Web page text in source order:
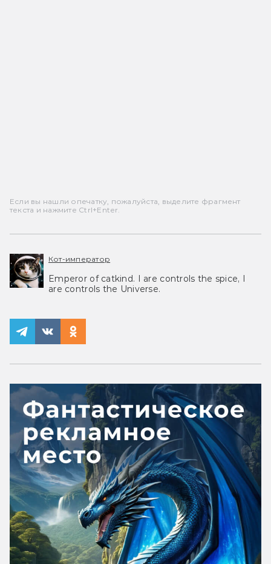
Если вы нашли опечатку, пожалуйста, выделите фрагмент
текста и нажмите Ctrl+Enter.
Кот-император
Emperor of catkind. I are controls the spice, I
are controls the Universe.